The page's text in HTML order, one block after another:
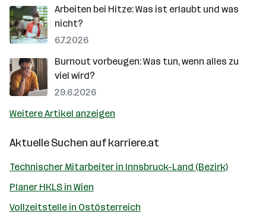
Arbeiten bei Hitze: Was ist erlaubt und was
nicht?
6.7.2026
Burnout vorbeugen: Was tun, wenn alles zu
viel wird?
29.6.2026
Weitere Artikel anzeigen
Aktuelle Suchen aufkarriere.at
Technischer Mitarbeiter in Innsbruck-Land (Bezirk)
Planer HKLS in Wien
Vollzeitstelle in Ostösterreich